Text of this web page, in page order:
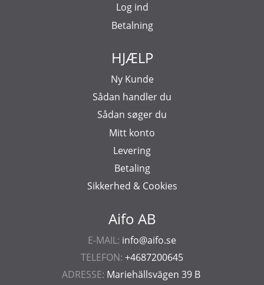
Aifo AB
E-MAIL: info@aifo.se
TELEFON: +4687200645
ADRESSE: Mariehällsvägen 39 B
Log ind
Betalning
HJÆLP
Ny Kunde
Sådan handler du
Sådan søger du
Mitt konto
Levering
Betaling
Sikkerhed & Cookies